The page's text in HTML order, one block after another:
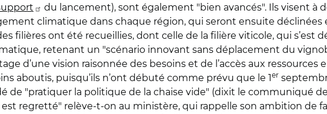
du lancement), sont également "bien avancés". Ils visent à
climatique dans chaque région, qui seront ensuite déclinées
filières ont été recueillies, dont celle de la filière viticole, qui s’est
retenant un "scénario innovant sans déplacement du
d’une vision raisonnée des besoins et de l’accès aux ressources
aboutis, puisqu’ils n’ont débuté comme prévu que le 1er
de "pratiquer la politique de la chaise vide" (dixit le communiqué
regretté" relève-t-on au ministère, qui rappelle son ambition de